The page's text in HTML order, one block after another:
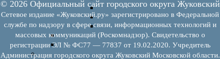
Предоставление имущества
Выкуп имущества
Прочие
Информационная поддержка
Консультационная поддержка
Инфраструктура поддержки
© 2026 Официальный сайт городского округа Жуковский
Сетевое издание «Жуковский.ру» зарегистрировано в Федеральной
службе по надзору в сфере связи, информационных технологий и
массовых коммуникаций (Роскомнадзор). Свидетельство о
регистрации ЭЛ № ФС77 — 77837 от 19.02.2020. Учредитель
Администрация городского округа Жуковский Московской области.